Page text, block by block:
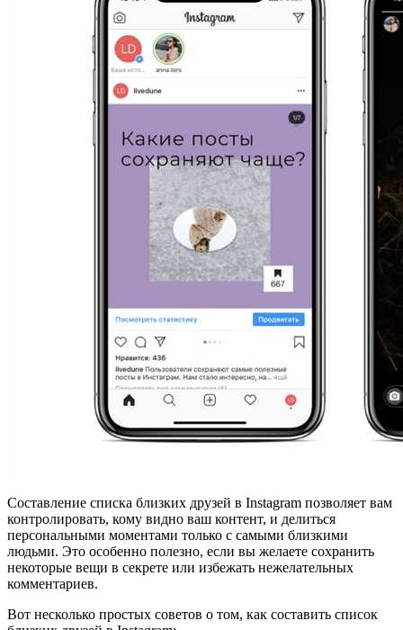
Составление списка близких друзей в Instagram позволяет вам
контролировать, кому видно ваш контент, и делиться
персональными моментами только с самыми близкими
людьми. Это особенно полезно, если вы желаете сохранить
некоторые вещи в секрете или избежать нежелательных
комментариев.
Вот несколько простых советов о том, как составить список